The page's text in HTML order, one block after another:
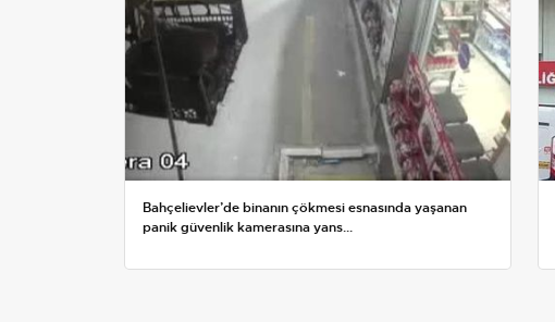
Bahçelievler’de binanın çökmesi esnasında yaşanan
panik güvenlik kamerasına yans...